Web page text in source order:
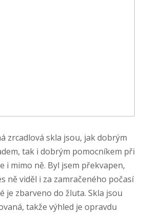
zrcadlová skla jsou, jak dobrým
tak i dobrým pomocníkem při
i mimo ně. Byl jsem překvapen,
ně viděl i za zamračeného počasí
je zbarveno do žluta. Skla jsou
takže výhled je opravdu